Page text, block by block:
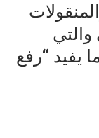
والتي
يفيد “رفع